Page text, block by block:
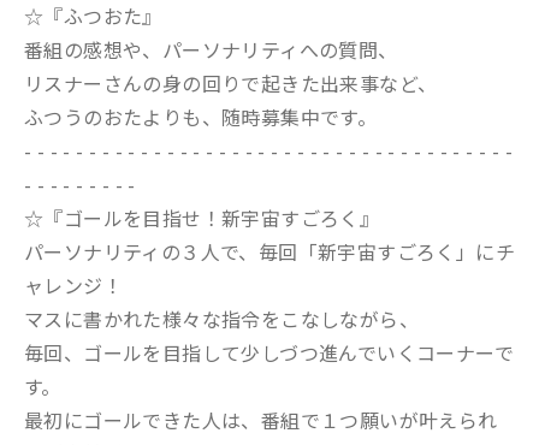
☆『ふつおた』
番組の感想や、パーソナリティへの質問、
リスナーさんの身の回りで起きた出来事など、
ふつうのおたよりも、随時募集中です。
- - - - - - - - - - - - - - - - - - - - - - - - - - - - - - - - - - - - - -
- - - - - - - - -
☆『ゴールを目指せ！新宇宙すごろく』
パーソナリティの３人で、毎回「新宇宙すごろく」にチ
ャレンジ！
マスに書かれた様々な指令をこなしながら、
毎回、ゴールを目指して少しづつ進んでいくコーナーで
す。
最初にゴールできた人は、番組で１つ願いが叶えられ